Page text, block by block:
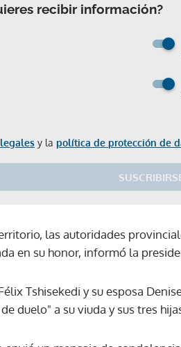
recibir información?
y la política de protección de
las autoridades
en su honor, informó la
Tshisekedi y su esposa
duelo" a su viuda y sus tres